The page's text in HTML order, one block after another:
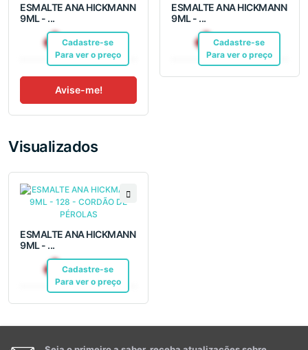
ESMALTE ANA HICKMANN
9ML - ...
Cadastre-se
Para ver o preço
R$ 7,50Pix
Avise-me!
ESMALTE ANA HICKMANN
9ML - ...
Cadastre-se
Para ver o preço
R$ 7,50Pix
Visualizados
ESMALTE ANA HICKMANN
9ML - ...
Cadastre-se
Para ver o preço
R$ 7,50Pix